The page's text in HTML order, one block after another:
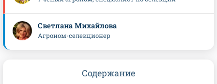
Светлана Михайлова
Агроном-селекционер
Содержание